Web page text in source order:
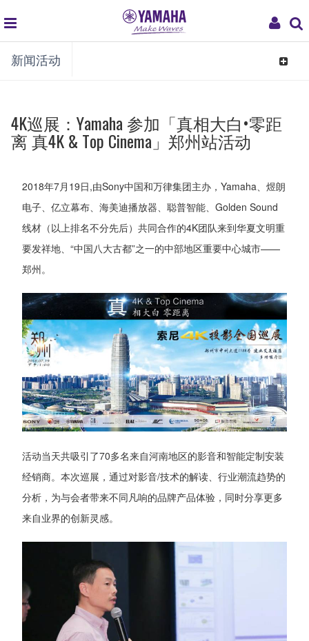
My
global
navigation
新闻活动
Toggle
4K巡展：Yamaha 参加「真相大白•零距
离 真4K & Top Cinema」郑州站活动
2018年7月19日,由Sony中国和万律集团主办，Yamaha、煜朗
电子、亿立幕布、海美迪播放器、聪普智能、Golden Sound
线材（以上排名不分先后）共同合作的4K团队来到华夏文明重
要发祥地、“中国八大古都”之一的中部地区重要中心城市——
郑州。
活动当天共吸引了70多名来自河南地区的影音和智能定制安装
经销商。本次巡展，通过对影音/技术的解读、行业潮流趋势的
分析，为与会者带来不同凡响的品牌产品体验，同时分享更多
来自业界的创新灵感。